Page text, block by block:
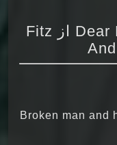
متن آهنگ Dear Mr. President از Fitz
Broken man and